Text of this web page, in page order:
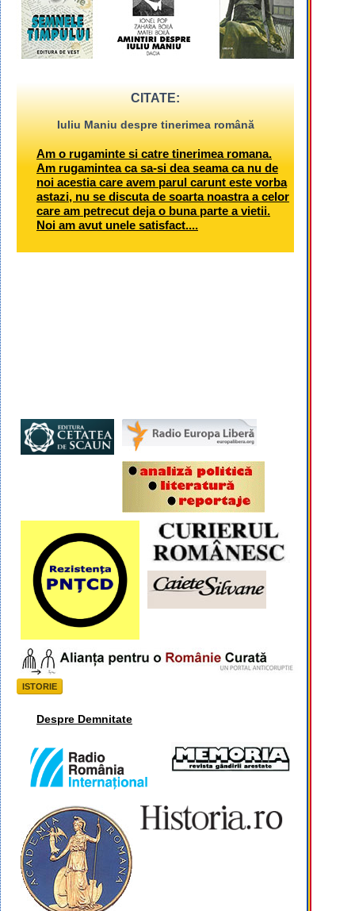
CITATE:
Iuliu Maniu despre tinerimea română
Am o rugaminte si catre tinerimea romana.
Am rugamintea ca sa-si dea seama ca nu de
noi acestia care avem parul carunt este vorba
astazi, nu se discuta de soarta noastra a celor
care am petrecut deja o buna parte a vietii.
Noi am avut unele satisfact....
ISTORIE
Despre Demnitate